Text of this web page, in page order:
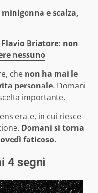
e scalza,
Briatore: non
nessuno
che non ha mai le
personale. Domani
importante.
in cui riesce
Domani si torna
faticoso.
4 segni